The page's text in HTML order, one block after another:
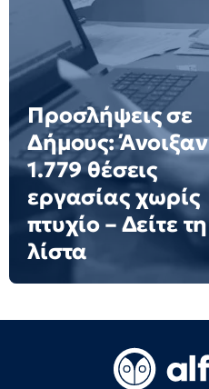
Προσλήψεις σε
Δήμους: Άνοιξαν
1.779 θέσεις
εργασίας χωρίς
πτυχίο – Δείτε τη
λίστα